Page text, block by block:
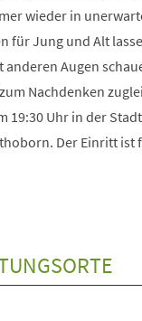
wieder in
für Jung und Alt
anderen Augen
Nachdenken
19:30 Uhr in der
Der Einritt ist